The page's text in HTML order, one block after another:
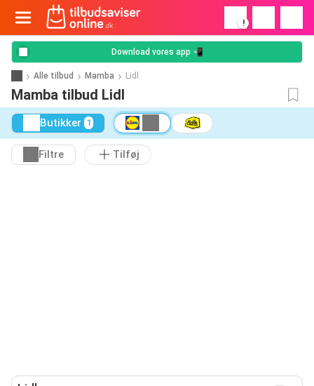
!
Download vores app 📲
Alle tilbud Mamba Lidl
Mamba tilbud Lidl
Butikker 1
Filtre Tilføj